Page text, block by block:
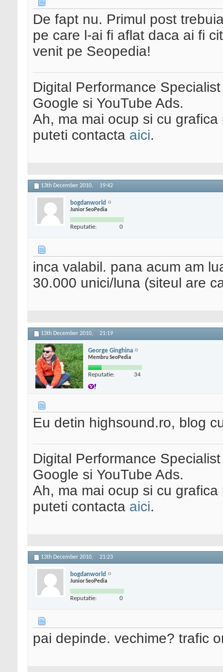
De fapt nu. Primul post
pe care l-ai fi aflat daca ai fi
venit pe Seopedia!
Digital Performance
Google si YouTube Ads.
Ah, ma mai ocup si cu
puteti contacta aici.
13th December 2010, 19:42
bogdanworld
Junior SeoPedia
Reputatie: 0
inca valabil. pana acum am
30.000 unici/luna (siteul are
13th December 2010, 21:19
George Ginghina
Membru SeoPedia
Reputatie: 34
Eu detin highsound.ro, blog
Digital Performance
Google si YouTube Ads.
Ah, ma mai ocup si cu
puteti contacta aici.
13th December 2010, 21:23
bogdanworld
Junior SeoPedia
Reputatie: 0
pai depinde. vechime? trafic